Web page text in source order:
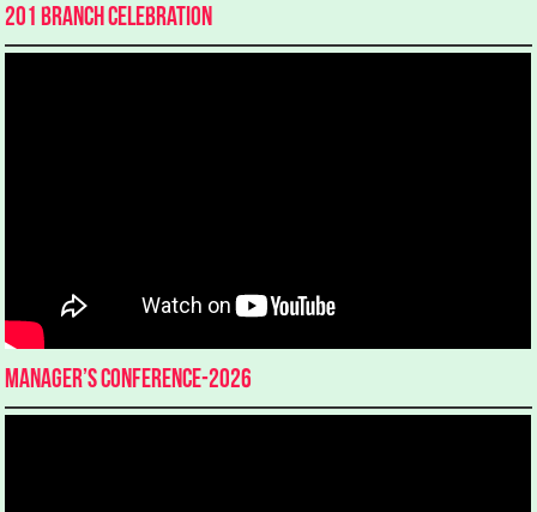
201 Branch Celebration
Manager’s Conference-2026